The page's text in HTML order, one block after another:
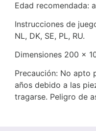
Edad recomendada:
Instrucciones de
NL, DK, SE, PL, RU.
Dimensiones 200 x
Precaución: No apto
años debido a las
tragarse. Peligro de